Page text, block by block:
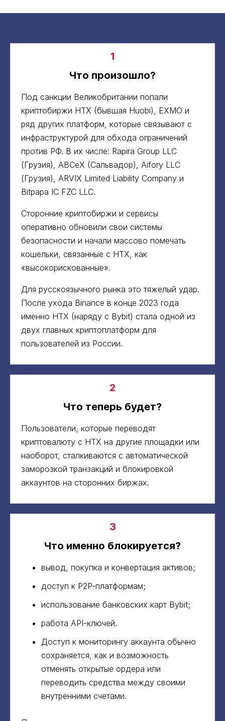
1
Что произошло?
Под санкции Великобритании попали
криптобиржи HTX (бывшая Huobi), EXMO и
ряд других платформ, которые связывают с
инфраструктурой для обхода ограничений
против РФ. В их числе: Rapira Group LLC
(Грузия), ABCeX (Сальвадор), Aifory LLC
(Грузия), ARVIX Limited Liability Company и
Bitpapa IC FZC LLC.
Сторонние криптобиржи и сервисы
оперативно обновили свои системы
безопасности и начали массово помечать
кошельки, связанные с HTX, как
«высокорискованные».
Для русскоязычного рынка это тяжелый удар.
После ухода Binance в конце 2023 года
именно HTX (наряду с Bybit) стала одной из
двух главных криптоплатформ для
пользователей из России.
2
Что теперь будет?
Пользователи, которые переводят
криптовалюту с HTX на другие площадки или
наоборот, сталкиваются с автоматической
заморозкой транзакций и блокировкой
аккаунтов на сторонних биржах.
3
Что именно блокируется?
вывод, покупка и конвертация активов;
доступ к P2P-платформам;
использование банковских карт Bybit;
работа API-ключей.
Доступ к мониторингу аккаунта обычно
сохраняется, как и возможность
отменять открытые ордера или
переводить средства между своими
внутренними счетами.